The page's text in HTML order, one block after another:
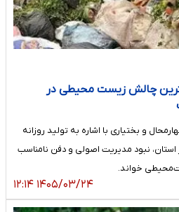
چالش زیست محیطی در
و بختیاری با اشاره به تولید روزانه
در استان، نبود مدیریت اصولی و دفن نامناسب
خواند.
۱۴۰۵/۰۳/۲۴ ۱۲:۱۴